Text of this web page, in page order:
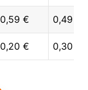
0,59 € 0,49
0,20 € 0,30